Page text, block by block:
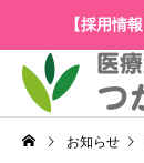
【採用情
お知らせ